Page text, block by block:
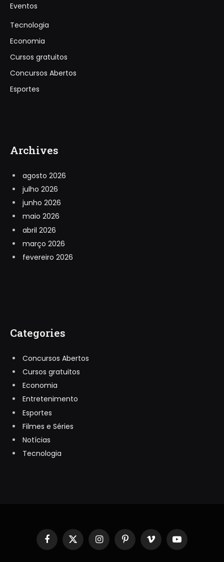
Eventos
Tecnologia
Economia
Cursos gratuitos
Concursos Abertos
Esportes
Archives
agosto 2026
julho 2026
junho 2026
maio 2026
abril 2026
março 2026
fevereiro 2026
Categories
Concursos Abertos
Cursos gratuitos
Economia
Entretenimento
Esportes
Filmes e Séries
Notícias
Tecnologia
Facebook
X
(Twitter)
InstagramPinterestVimeo YouTube